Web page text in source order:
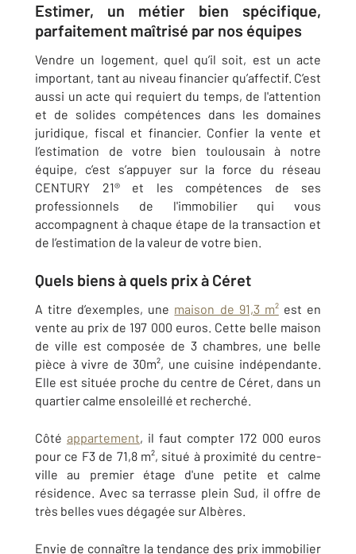
Estimer, un métier bien spécifique,
parfaitement maîtrisé par nos équipes
Vendre un logement, quel qu’il soit, est un acte
important, tant au niveau financier qu’affectif. C’est
aussi un acte qui requiert du temps, de l'attention
et de solides compétences dans les domaines
juridique, fiscal et financier. Confier la vente et
l’estimation de votre bien toulousain à notre
équipe, c’est s’appuyer sur la force du réseau
CENTURY 21® et les compétences de ses
professionnels de l'immobilier qui vous
accompagnent à chaque étape de la transaction et
de l’estimation de la valeur de votre bien.
Quels biens à quels prix à Céret
A titre d’exemples, une maison de 91,3 m²est en
vente au prix de 197 000 euros. Cette belle maison
de ville est composée de 3 chambres, une belle
pièce à vivre de 30m², une cuisine indépendante.
Elle est située proche du centre de Céret, dans un
quartier calme ensoleillé et recherché.
Côté appartement, il faut compter 172 000 euros
pour ce F3 de 71,8 m², situé à proximité du centre-
ville au premier étage d'une petite et calme
résidence. Avec sa terrasse plein Sud, il offre de
très belles vues dégagée sur Albères.
Envie de connaître la tendance des prix immobilier